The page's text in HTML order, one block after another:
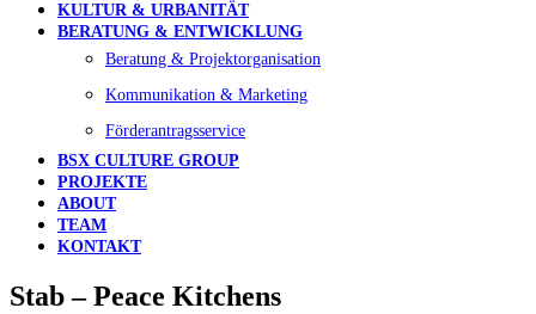
KULTUR & URBANITÄT
BERATUNG & ENTWICKLUNG
Beratung & Projektorganisation
Kommunikation & Marketing
Förderantragsservice
BSX CULTURE GROUP
PROJEKTE
ABOUT
TEAM
KONTAKT
Stab – Peace Kitchens